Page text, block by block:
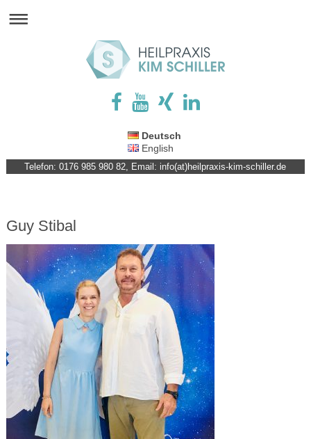
Deutsch
English
Telefon: 0176 985 980 82, Email: info(at)heilpraxis-kim-schiller.de
Guy Stibal